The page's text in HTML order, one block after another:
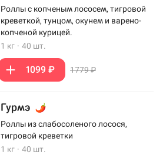
Роллы с копченым лососем, тигровой
креветкой, тунцом, окунем и варено-
копченой курицей.
1 кг · 40 шт.
1099 ₽ 1779 ₽
Гурмэ
Роллы из слабосоленого лосося,
тигровой креветки
1 кг · 40 шт.